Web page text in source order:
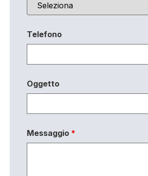
Telefono
Oggetto
Messaggio *